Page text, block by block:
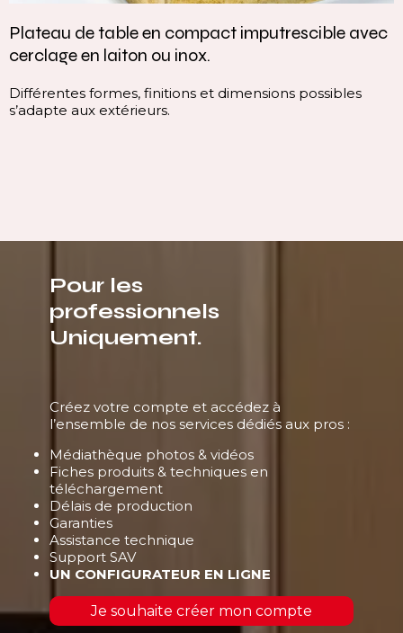
Plateau de table en compact imputrescible avec
cerclage en laiton ou inox.
Différentes formes, finitions et dimensions possibles
s’adapte aux extérieurs.
Pour les
professionnels
Uniquement.
Créez votre compte et accédez à
l’ensemble de nos services dédiés aux pros :
Médiathèque photos & vidéos
Fiches produits & techniques en
téléchargement
Délais de production
Garanties
Assistance technique
Support SAV
UN CONFIGURATEUR EN LIGNE
Je souhaite créer mon compte